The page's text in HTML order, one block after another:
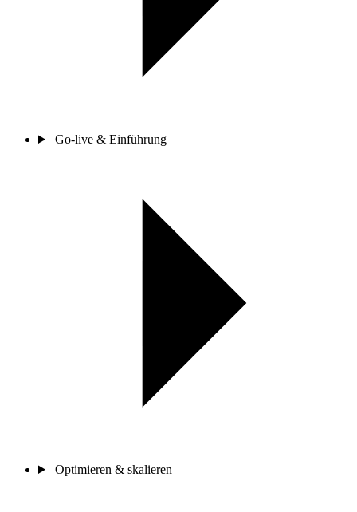
Go-live & Einführung
Optimieren & skalieren